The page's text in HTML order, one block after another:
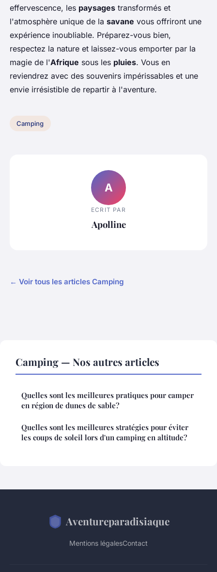
effervescence, les paysages transformés et
l'atmosphère unique de la savane vous offriront une
expérience inoubliable. Préparez-vous bien,
respectez la nature et laissez-vous emporter par la
magie de l'Afrique sous les pluies. Vous en
reviendrez avec des souvenirs impérissables et une
envie irrésistible de repartir à l'aventure.
Camping
A
ECRIT PAR
Apolline
← Voir tous les articles Camping
Camping — Nos autres articles
Quelles sont les meilleures pratiques pour camper
en région de dunes de sable?
Quelles sont les meilleures stratégies pour éviter
les coups de soleil lors d'un camping en altitude?
Aventureparadisiaque
Mentions légalesContact